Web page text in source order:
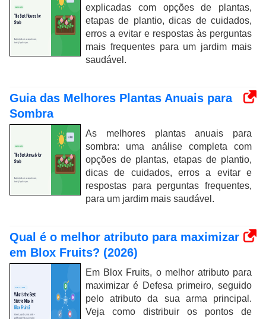
explicadas com opções de plantas,
etapas de plantio, dicas de cuidados,
erros a evitar e respostas às perguntas
mais frequentes para um jardim mais
saudável.
Guia das Melhores Plantas Anuais para
Sombra
As melhores plantas anuais para
sombra: uma análise completa com
opções de plantas, etapas de plantio,
dicas de cuidados, erros a evitar e
respostas para perguntas frequentes,
para um jardim mais saudável.
Qual é o melhor atributo para maximizar
em Blox Fruits? (2026)
Em Blox Fruits, o melhor atributo para
maximizar é Defesa primeiro, seguido
pelo atributo da sua arma principal.
Veja como distribuir os pontos de